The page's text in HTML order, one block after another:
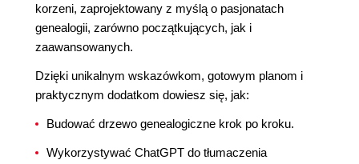
korzeni, zaprojektowany z myślą o pasjonatach
genealogii, zarówno początkujących, jak i
zaawansowanych.
Dzięki unikalnym wskazówkom, gotowym planom i
praktycznym dodatkom dowiesz się, jak:
Budować drzewo genealogiczne krok po kroku.
Wykorzystywać ChatGPT do tłumaczenia